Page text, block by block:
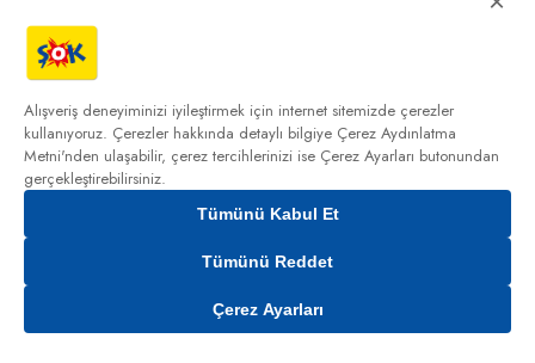
Gelince Haber Ver
Alışveriş deneyiminizi iyileştirmek için internet sitemizde çerezler
kullanıyoruz. Çerezler hakkında detaylı bilgiye Çerez Aydınlatma
Metni'nden ulaşabilir, çerez tercihlerinizi ise Çerez Ayarları butonundan
gerçekleştirebilirsiniz.
Tümünü Kabul Et
Tümünü Reddet
Çerez Ayarları